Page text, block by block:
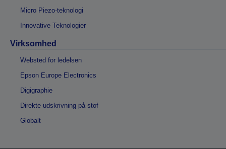
Micro Piezo-teknologi
Innovative Teknologier
Virksomhed
Websted for ledelsen
Epson Europe Electronics
Digigraphie
Direkte udskrivning på stof
Globalt